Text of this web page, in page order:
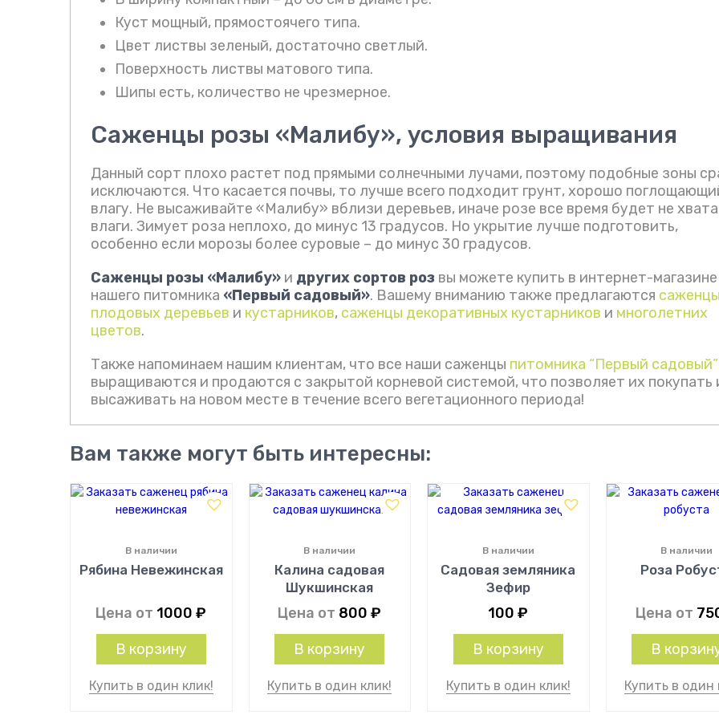
Куст мощный, прямостоячего типа.
Цвет листвы зеленый, достаточно светлый.
Поверхность листвы матового типа.
Шипы есть, количество не чрезмерное.
Саженцы розы «Малибу», условия выращивания
Данный сорт плохо растет под прямыми солнечными лучами, поэтому подобные зоны
исключаются. Что касается почвы, то лучше всего подходит грунт, хорошо
влагу. Не высаживайте «Малибу» вблизи деревьев, иначе розе все время будет не
влаги. Зимует роза неплохо, до минус 13 градусов. Но укрытие лучше подготовить,
особенно если морозы более суровые – до минус 30 градусов.
Саженцы розы «Малибу» и других сортов роз вы можете купить в интернет-магазине
нашего питомника «Первый садовый». Вашему вниманию также предлагаются саженцы
плодовых деревьев и кустарников, саженцы декоративных кустарников и многолетних
цветов.
Также напоминаем нашим клиентам, что все наши саженцы питомника “Первый садовый”
выращиваются и продаются с закрытой корневой системой, что позволяет их покупать
высаживать на новом месте в течение всего вегетационного периода!
Вам также могут быть интересны:
Рябина Невежинская
В наличии
Цена от 1000₽
В корзину
Купить в один клик!
Калина садовая
Шукшинская
В наличии
Цена от 800₽
В корзину
Купить в один клик!
Садовая земляника
Зефир
В наличии
100₽
В корзину
Купить в один клик!
Роза
В наличии
Цена от
В
Купить в один